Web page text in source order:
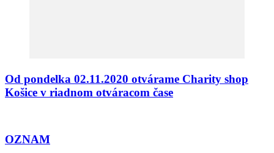
Od pondelka 02.11.2020 otvárame Charity shop
Košice v riadnom otváracom čase
OZNAM